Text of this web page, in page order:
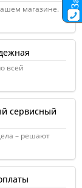
магазине.
всей
сервисный
– решают